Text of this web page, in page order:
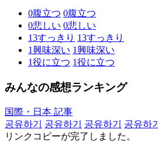
0腹立つ 0腹立つ
0悲しい 0悲しい
13すっきり 13すっきり
1興味深い 1興味深い
1役に立つ 1役に立つ
みんなの感想ランキング
国際・日本 記事
공유하기
공유하기 공유하기 공유하기
リンクコピーが完了しました。